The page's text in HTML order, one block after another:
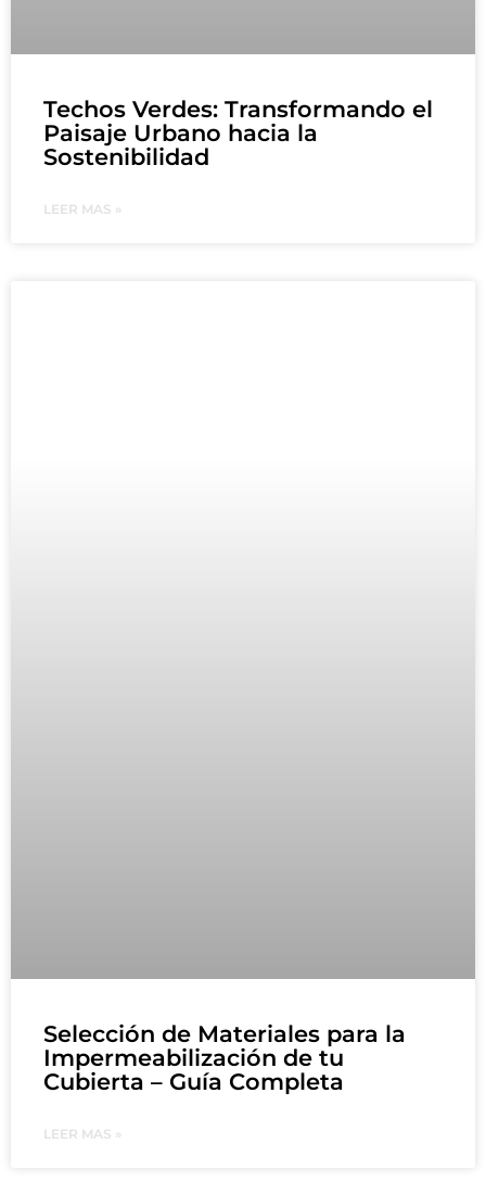
Techos Verdes: Transformando el
Paisaje Urbano hacia la
Sostenibilidad
LEER MAS »
Selección de Materiales para la
Impermeabilización de tu
Cubierta – Guía Completa
LEER MAS »